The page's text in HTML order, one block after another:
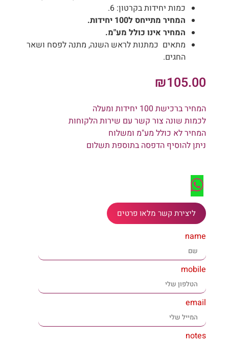
כמות יחידות בקרטון: 6.
המחיר מתייחס ל100 יחידות.
המחיר אינו כולל מע"מ.
מתאים כמתנות לראש השנה, מתנה לפסח ושאר
החגים.
₪105.00
המחיר ברכישת 100 יחידות ומעלה
לכמות שונה צור קשר עם שירות הלקוחות
המחיר לא כולל מע"מ ומשלוח
ניתן להוסיף הדפסה בתוספת תשלום
ליצירת קשר מלאו פרטים
name
mobile
email
notes